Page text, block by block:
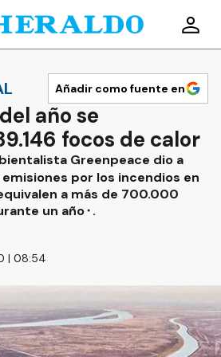
Añadir como fuente en
año se
focos de calor
Greenpeace dio a
por los incendios en
a más de 700.000
un año⬝.
| 08:54